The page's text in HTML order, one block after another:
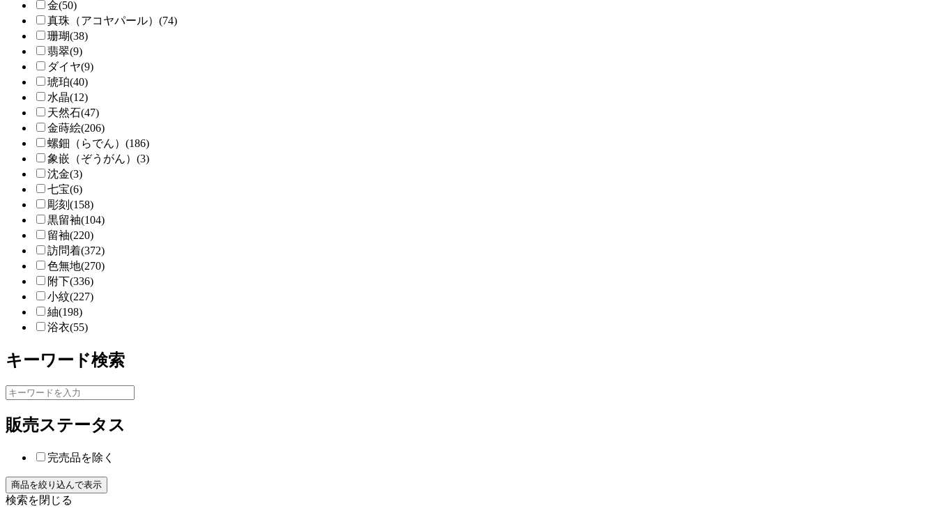
金(50)
真珠（アコヤパール）(74)
珊瑚(38)
翡翠(9)
ダイヤ(9)
琥珀(40)
水晶(12)
天然石(47)
金蒔絵(206)
螺鈿（らでん）(186)
象嵌（ぞうがん）(3)
沈金(3)
七宝(6)
彫刻(158)
黒留袖(104)
留袖(220)
訪問着(372)
色無地(270)
附下(336)
小紋(227)
紬(198)
浴衣(55)
キーワード検索
販売ステータス
完売品を除く
検索を閉じる